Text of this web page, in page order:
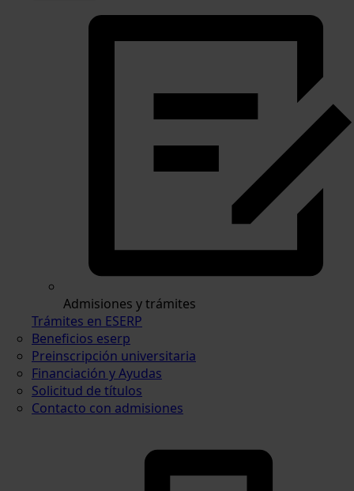
Admisiones y trámites
Trámites en ESERP
Beneficios eserp
Preinscripción universitaria
Financiación y Ayudas
Solicitud de títulos
Contacto con admisiones